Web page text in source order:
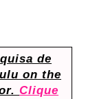
de
on the
Clique